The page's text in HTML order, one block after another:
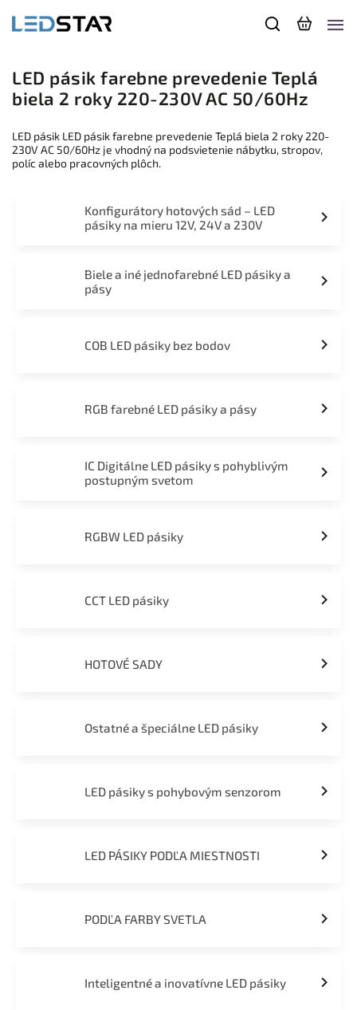
LED pásik farebne prevedenie Teplá
biela 2 roky 220-230V AC 50/60Hz
LED pásik LED pásik farebne prevedenie Teplá biela 2 roky 220-
230V AC 50/60Hz je vhodný na podsvietenie nábytku, stropov,
políc alebo pracovných plôch.
Konfigurátory hotových sád – LED
pásiky na mieru 12V, 24V a 230V
Biele a iné jednofarebné LED pásiky a
pásy
COB LED pásiky bez bodov
RGB farebné LED pásiky a pásy
IC Digitálne LED pásiky s pohyblivým
postupným svetom
RGBW LED pásiky
CCT LED pásiky
HOTOVÉ SADY
Ostatné a špeciálne LED pásiky
LED pásiky s pohybovým senzorom
LED PÁSIKY PODĽA MIESTNOSTI
PODĽA FARBY SVETLA
Inteligentné a inovatívne LED pásiky